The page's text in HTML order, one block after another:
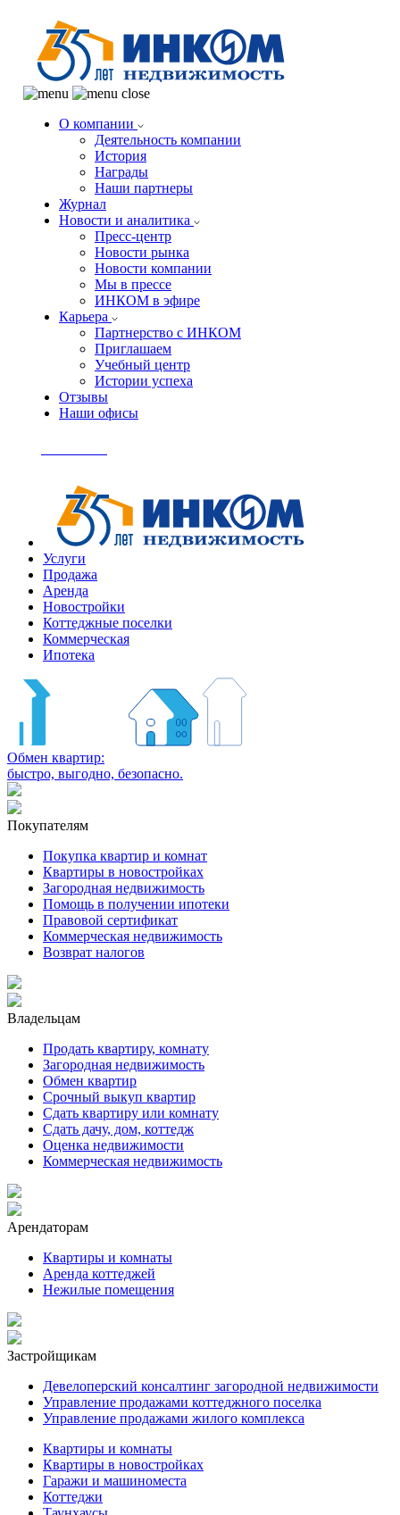
О компании
Деятельность компании
История
Награды
Наши партнеры
Журнал
Новости и аналитика
Пресс-центр
Новости рынка
Новости компании
Мы в прессе
ИНКОМ в эфире
Карьера
Партнерство с ИНКОМ
Приглашаем
Учебный центр
Истории успеха
Отзывы
Наши офисы
Услуги
Продажа
Аренда
Новостройки
Коттеджные поселки
Коммерческая
Ипотека
Обмен квартир:
быстро, выгодно, безопасно.
Покупателям
Покупка квартир и комнат
Квартиры в новостройках
Загородная недвижимость
Помощь в получении ипотеки
Правовой сертификат
Коммерческая недвижимость
Возврат налогов
Владельцам
Продать квартиру, комнату
Загородная недвижимость
Обмен квартир
Срочный выкуп квартир
Сдать квартиру или комнату
Сдать дачу, дом, коттедж
Оценка недвижимости
Коммерческая недвижимость
Арендаторам
Квартиры и комнаты
Аренда коттеджей
Нежилые помещения
Застройщикам
Девелоперский консалтинг загородной недвижимости
Управление продажами коттеджного поселка
Управление продажами жилого комплекса
Квартиры и комнаты
Квартиры в новостройках
Гаражи и машиноместа
Коттеджи